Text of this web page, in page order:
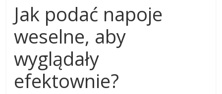
Jak podać napoje
weselne, aby
wyglądały
efektownie?